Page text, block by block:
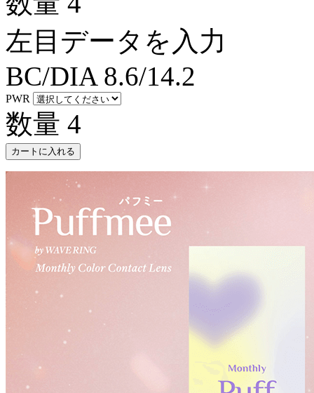
左目データを入力
BC/DIA 8.6/14.2
PWR
数量 4
カートに入れる